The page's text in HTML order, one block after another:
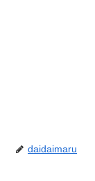
daidaimaru